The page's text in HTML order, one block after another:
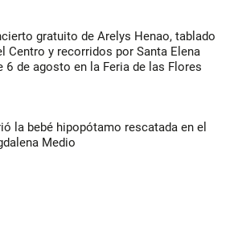
gratuito de Arelys Henao, tablado
Centro y recorridos por Santa Elena
6 de agosto en la Feria de las Flores
la bebé hipopótamo rescatada en el
Medio